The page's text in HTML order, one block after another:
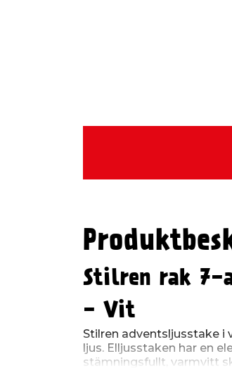
Stilren rak 7-
- Vit
Stilren adventsljusstake i
ljus. Elljusstaken har en
stämningsfullt, varmvitt